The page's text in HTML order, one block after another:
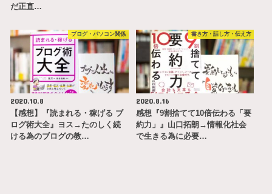
だ正直…
ブログ・パソコン関係
2020.10.8
【感想】『読まれる・稼げる ブ
ログ術大全』ヨス→たのしく続
ける為のブログの教…
書き方・話し方・伝え方
2020.8.16
感想『9割捨てて10倍伝わる「要
約力」』山口拓朗→情報化社会
で生きる為に必要…